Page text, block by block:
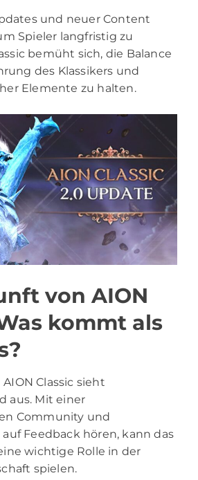
und neuer Content
Spieler langfristig zu
bemüht sich, die Balance
des Klassikers und
Elemente zu halten.
von AION
kommt als
Classic sieht
aus. Mit einer
Community und
Feedback hören, kann das
wichtige Rolle in der
spielen.